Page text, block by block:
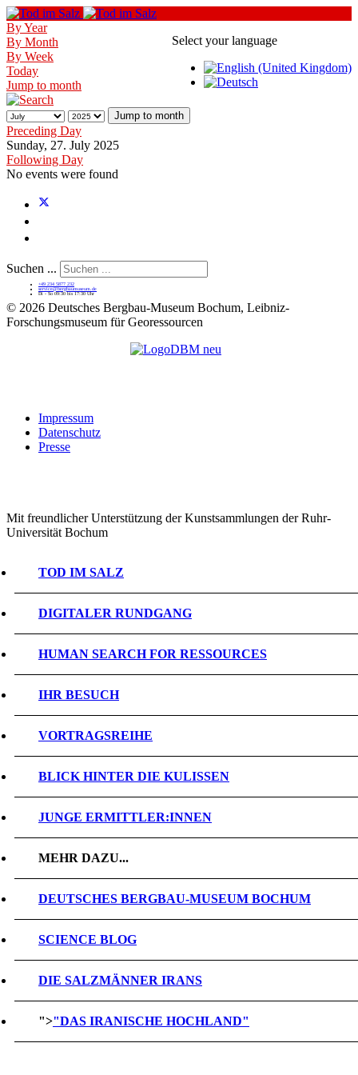
Select your language
By Year
By Month
By Week
Today
Jump to month
Jump to month
Preceding Day
Sunday, 27. July 2025
Following Day
No events were found
Suchen ...
+49 234 5877 232
service@bergbaumuseum.de
Di - So 09:30 bis 17:30 Uhr
© 2026 Deutsches Bergbau-Museum Bochum, Leibniz-
Forschungsmuseum für Georessourcen
Impressum
Datenschutz
Presse
Mit freundlicher Unterstützung der Kunstsammlungen der Ruhr-
Universität Bochum
TOD IM SALZ
DIGITALER RUNDGANG
HUMAN SEARCH FOR RESSOURCES
IHR BESUCH
VORTRAGSREIHE
BLICK HINTER DIE KULISSEN
JUNGE ERMITTLER:INNEN
MEHR DAZU...
DEUTSCHES BERGBAU-MUSEUM BOCHUM
SCIENCE BLOG
DIE SALZMÄNNER IRANS
">"DAS IRANISCHE HOCHLAND"